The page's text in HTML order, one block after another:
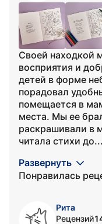
Своей находкой
восприятия и
детей в форме
порадовал
помещается в
места. Мы ее
раскрашивали в
читала стихи до...
Развернуть
Понравилась
Рита
Рецензий